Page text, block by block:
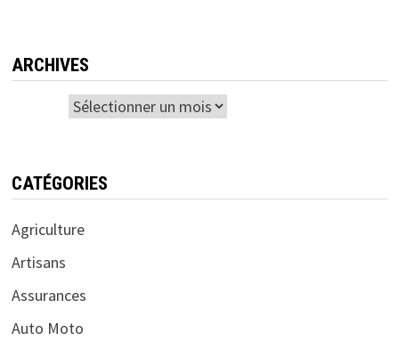
ARCHIVES
CATÉGORIES
Agriculture
Artisans
Assurances
Auto Moto